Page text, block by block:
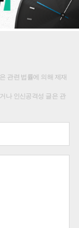
관련 법률에 의해 제재
나 인신공격성 글은 관